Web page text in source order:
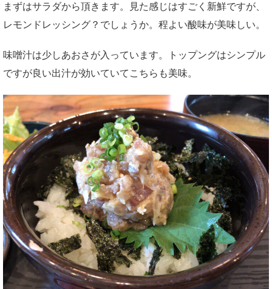
まずはサラダから頂きます。見た感じはすごく新鮮ですが、
レモンドレッシング？でしょうか。程よい酸味が美味しい。
味噌汁は少しあおさが入っています。トップングはシンプル
ですが良い出汁が効いていてこちらも美味。